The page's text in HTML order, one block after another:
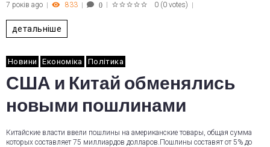
7 років ago
833 0 0 (0 votes)
детальніше
Новини Економіка Політика
США и Китай обменялись
новыми пошлинами
Китайские власти ввели пошлины на американские товары, общая сумма
которых составляет 75 миллиардов долларов.Пошлины составят от 5% до